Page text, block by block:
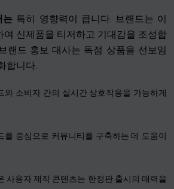
는 특히 영향력이 큽니다. 브랜드는 이
여 신제품을 티저하고 기대감을 조성합
랜드 홍보 대사는 독점 상품을 선보임
합니다.
와 소비자 간의 실시간 상호작용을 가능하게
를 중심으로 커뮤니티를 구축하는 데 도움이
사용자 제작 콘텐츠는 한정판 출시의 매력을